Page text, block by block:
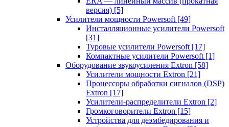
версия) [5]
Усилители мощности Powersoft [49]
Инсталляционные усилители Powersoft
[31]
Туровые усилители Powersoft [17]
Компактные усилители Powersoft [1]
Оборудование звукоусиления Extron [58]
Усилители мощности Extron [21]
Процессоры обработки сигналов (DSP)
Extron [17]
Усилители-распределители Extron [2]
Громкоговорители Extron [15]
Устройства для деэмбедирования и